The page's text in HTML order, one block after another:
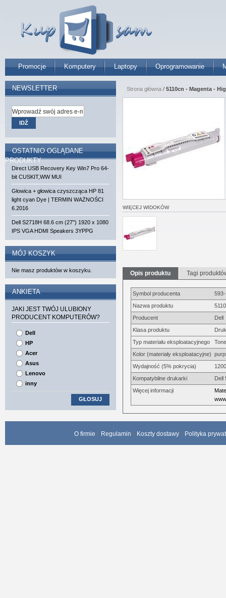
Promocje Komputery Laptopy Oprogramowanie
Strona główna / 5110cn - Magenta -
WIĘCEJ WIDOKÓW
Opis produktu Tagi
Symbol producenta
Nazwa produktu
Producent
Dell
Klasa produktu
Typ materiału eksploatacyjnego
Kolor (materiały eksploatacyjne)
Wydajność (5% pokrycia)
Kompatybilne drukarki
Dell
Więcej informacji
NEWSLETTER
IDŹ
OSTATNIO OGLĄDANE
PRODUKTY
Direct USB Recovery Key Win7 Pro 64-
bit CUSKIT,WW MUI
Głowica + głowica czyszcząca HP 81
light cyan Dye | TERMIN WAŻNOŚCI
6.2016
Dell S2718H 68.6 cm (27'') 1920 x 1080
IPS VGA HDMI Speakers 3YPPG
MÓJ KOSZYK
Nie masz produktów w koszyku.
ANKIETA
JAKI JEST TWÓJ ULUBIONY
PRODUCENT KOMPUTERÓW?
Dell
HP
Acer
Asus
Lenovo
inny
GŁOSUJ
O firmie Regulamin Koszty dostawy Polityka